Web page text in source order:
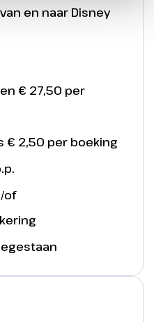
en naar Disney
€ 27,50 per
€ 2,50 per boeking
of